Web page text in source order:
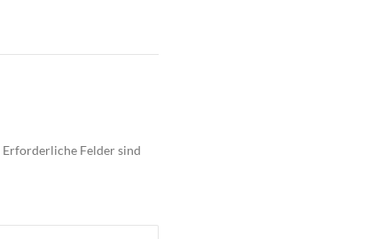
Erforderliche Felder sind